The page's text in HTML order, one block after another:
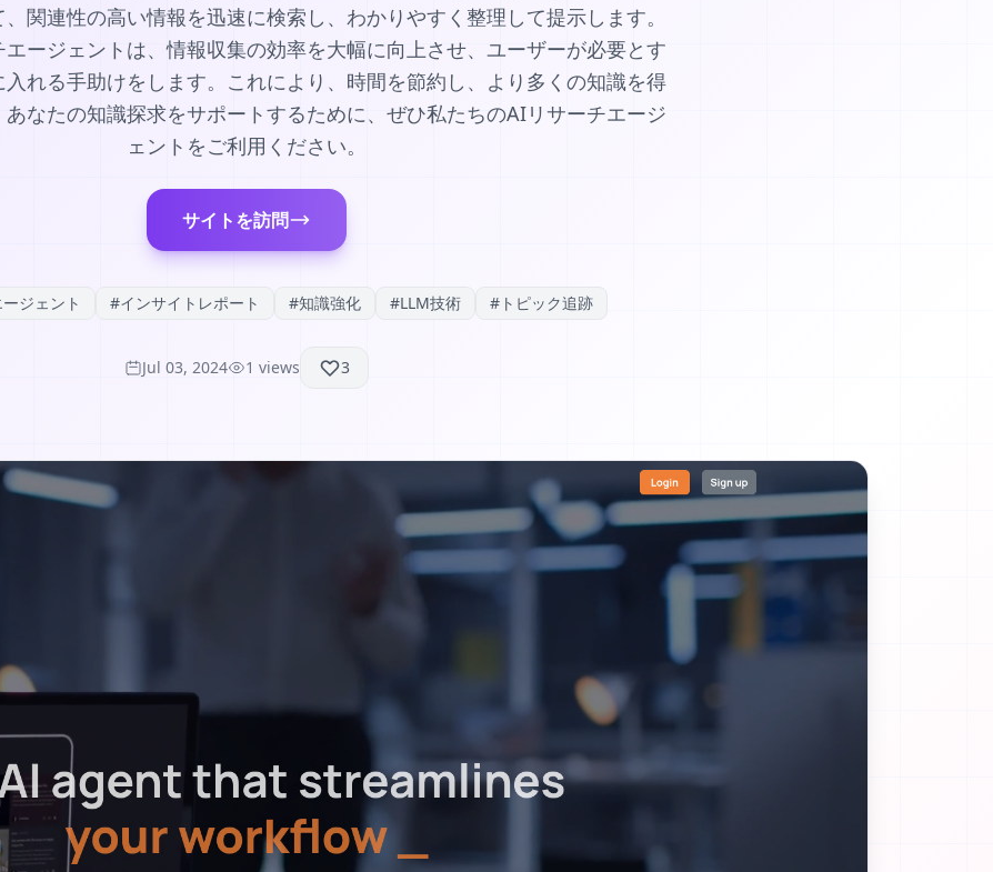
関連性の高い情報を迅速に検索し、わかりやすく整理して提示します。
ージェントは、情報収集の効率を大幅に向上させ、ユーザーが必要とす
れる手助けをします。これにより、時間を節約し、より多くの知識を得
なたの知識探求をサポートするために、ぜひ私たちのAIリサーチエージ
ェントをご利用ください。
サイトを訪問
ジェント #インサイトレポート #知識強化 #LLM技術 # トピック追跡
Jul 03, 2024 1 views 3